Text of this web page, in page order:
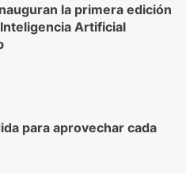
la primera edición
Artificial
para aprovechar cada